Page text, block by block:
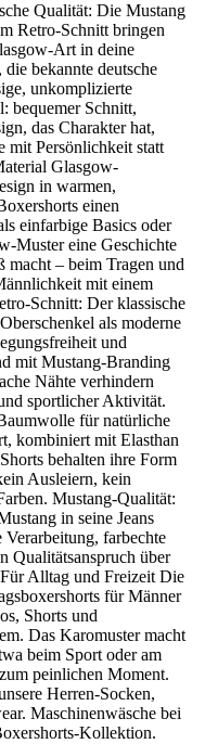
Qualität: Die Mustang
Retro-Schnitt bringen
Art in deine
bekannte deutsche
unkomplizierte
bequemer Schnitt,
das Charakter hat,
mit Persönlichkeit statt
Glasgow-
in warmen,
einen
einfarbige Basics oder
Muster eine Geschichte
macht – beim Tragen und
mit einem
Schnitt: Der klassische
als moderne
und
mit Mustang-Branding
Nähte verhindern
sportlicher Aktivität.
für natürliche
kombiniert mit Elasthan
behalten ihre Form
Ausleiern, kein
Mustang-Qualität:
in seine Jeans
Verarbeitung, farbechte
Qualitätsanspruch über
Alltag und Freizeit Die
für Männer
Shorts und
Das Karomuster macht
beim Sport oder am
peinlichen Moment.
Herren-Socken,
Maschinenwäsche bei
Kollektion.